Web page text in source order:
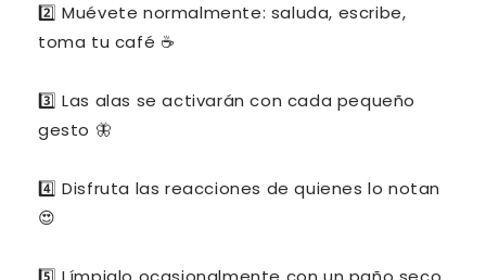
2️⃣ Muévete normalmente: saluda, escribe,
toma tu café ☕
3️⃣ Las alas se activarán con cada pequeño
gesto 🦋
4️⃣ Disfruta las reacciones de quienes lo notan
😍